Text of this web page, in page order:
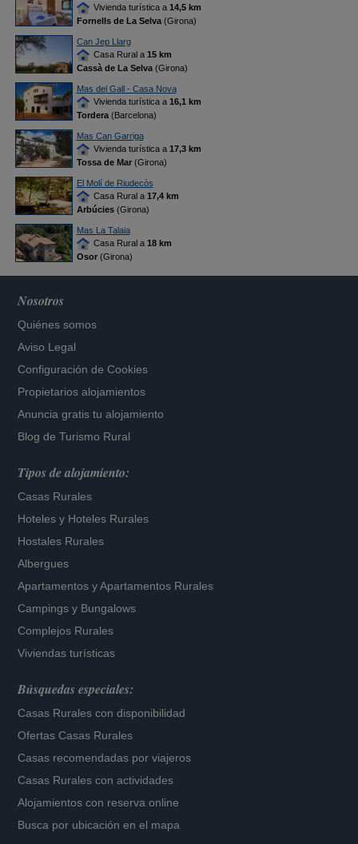
Vivienda turística a 14,5 km
Fornells de La Selva(Girona)
Can Jep Llarg
Casa Rural a 15 km
Cassà de La Selva(Girona)
Mas del Gall - Casa Nova
Vivienda turística a 16,1 km
Tordera(Barcelona)
Mas Can Garriga
Vivienda turística a 17,3 km
Tossa de Mar(Girona)
El Molí de Riudecòs
Casa Rural a 17,4 km
Arbúcies(Girona)
Mas La Talaia
Casa Rural a 18 km
Osor(Girona)
Nosotros
Quiénes somos
Aviso Legal
Configuración de Cookies
Propietarios alojamientos
Anuncia gratis tu alojamiento
Blog de Turismo Rural
Tipos de alojamiento:
Casas Rurales
Hoteles y Hoteles Rurales
Hostales Rurales
Albergues
Apartamentos yApartamentos Rurales
Campings y Bungalows
Complejos Rurales
Viviendas turísticas
Búsquedas especiales:
Casas Rurales con disponibilidad
Ofertas Casas Rurales
Casas recomendadas por viajeros
Casas Rurales con actividades
Alojamientos con reserva online
Busca por ubicación en el mapa